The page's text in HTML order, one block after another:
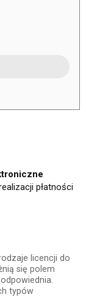
płatności
licencji do
się polem
typów